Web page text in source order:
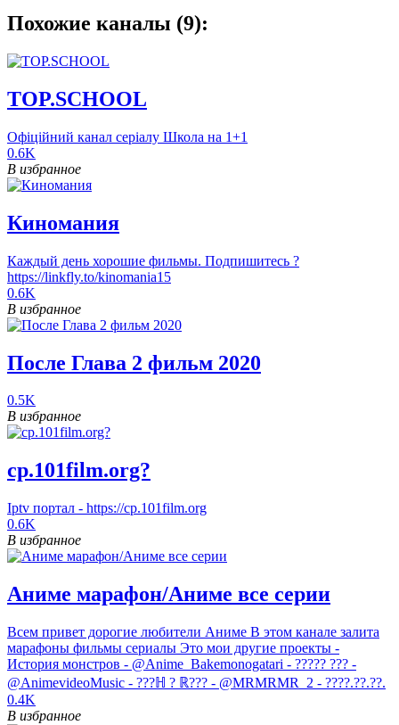
Похожие каналы (9):
TOP.SCHOOL
Офіційний канал серіалу Школа на 1+1
0.6K
В избранное
Киномания
Каждый день хорошие фильмы. Подпишитесь ?
https://linkfly.to/kinomania15
0.6K
В избранное
После Глава 2 фильм 2020
0.5K
В избранное
cp.101film.org?
Iptv портал - https://cp.101film.org
0.6K
В избранное
Аниме марафон/Аниме все серии
Всем привет дорогие любители Аниме В этом канале залита
марафоны фильмы сериалы Это мои другие проекты -
История монстров - @Anime_Bakemonogatari - ????? ??? -
@AnimevideoMusic - ???ℍ ? ℝ??? - @MRMRMR_2 - ????.??.??.
0.4K
В избранное